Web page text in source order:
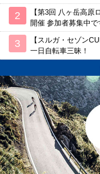
【第3回 八ヶ岳高原
開催 参加者募集中で
【スルガ・セゾン
一日自転車三昧！